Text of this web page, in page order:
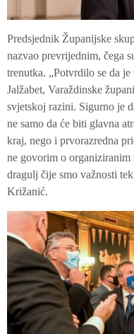
Predsjednik Županijske
nazvao prevrijednim, čega
trenutka. „Potvrdilo se da
Jalžabet, Varaždinske
svjetskoj razini. Sigurno je
ne samo da će biti glavna
kraj, nego i prvorazredna
ne govorim o
dragulj čije smo važnosti
Križanić.